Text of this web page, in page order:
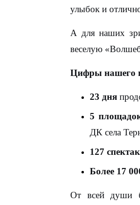
улыбок и
А для наших
веселую
Цифры нашего
23 дня
5
ДК села
127
Более 17
От всей души